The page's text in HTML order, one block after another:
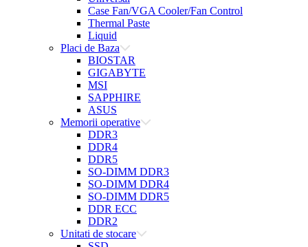
Case Fan/VGA Cooler/Fan Control
Thermal Paste
Liquid
Placi de Baza
BIOSTAR
GIGABYTE
MSI
SAPPHIRE
ASUS
Memorii operative
DDR3
DDR4
DDR5
SO-DIMM DDR3
SO-DIMM DDR4
SO-DIMM DDR5
DDR ECC
DDR2
Unitati de stocare